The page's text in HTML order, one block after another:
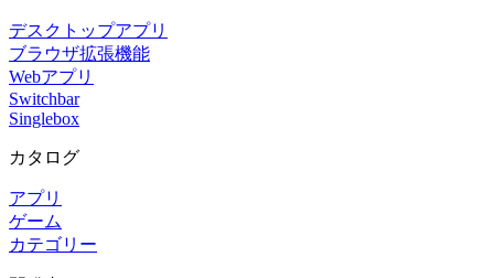
デスクトップアプリ
ブラウザ拡張機能
Webアプリ
Switchbar
Singlebox
カタログ
アプリ
ゲーム
カテゴリー